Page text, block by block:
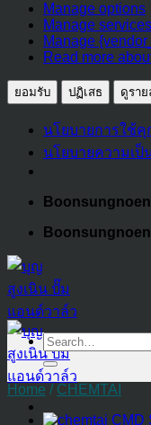
ตลาด
Manage options
Manage services
Manage
Read more
ยอมรับ ปฏิเสธ ดูราย
นโยบายการใช้คุ
นโยบายความเ
Skip
content
Search
for:
Home / CHEMTAI